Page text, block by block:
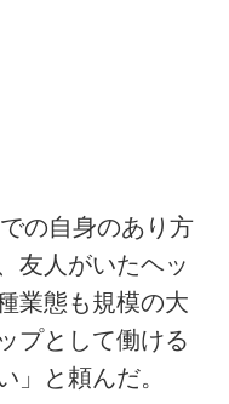
の自身のあり方
友人がいたヘッ
業態も規模の大
プとして働ける
」と頼んだ。